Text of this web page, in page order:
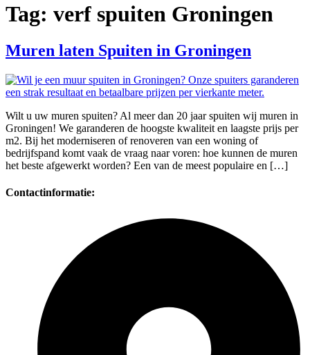
Tag: verf spuiten Groningen
Muren laten Spuiten in Groningen
Wilt u uw muren spuiten? Al meer dan 20 jaar spuiten wij muren in
Groningen! We garanderen de hoogste kwaliteit en laagste prijs per
m2. Bij het moderniseren of renoveren van een woning of
bedrijfspand komt vaak de vraag naar voren: hoe kunnen de muren
het beste afgewerkt worden? Een van de meest populaire en […]
Contactinformatie: